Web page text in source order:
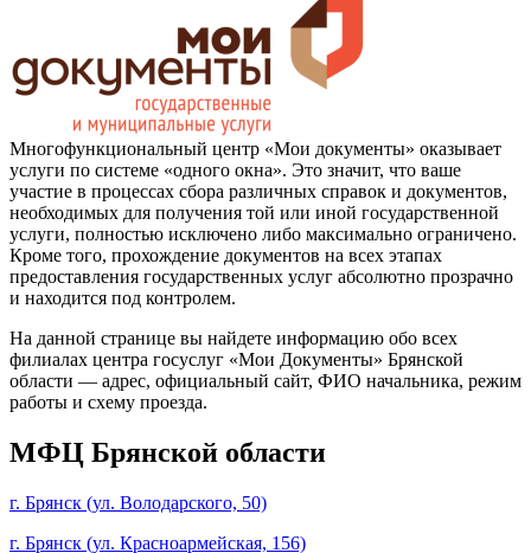
Многофункциональный центр «Мои документы» оказывает
услуги по системе «одного окна». Это значит, что ваше
участие в процессах сбора различных справок и документов,
необходимых для получения той или иной государственной
услуги, полностью исключено либо максимально ограничено.
Кроме того, прохождение документов на всех этапах
предоставления государственных услуг абсолютно прозрачно
и находится под контролем.
На данной странице вы найдете информацию обо всех
филиалах центра госуслуг «Мои Документы» Брянской
области — адрес, официальный сайт, ФИО начальника, режим
работы и схему проезда.
МФЦ Брянской области
г. Брянск (ул. Володарского, 50)
г. Брянск (ул. Красноармейская, 156)